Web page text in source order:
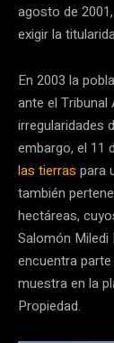
agosto de
exigir la
En 2003 la
ante el Tribunal
irregularidades
embargo, el 11
las tierras para
también
hectáreas,
Salomón Miledi
encuentra
muestra en la
Propiedad.